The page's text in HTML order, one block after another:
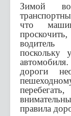
Зимой
что
водитель
поскольку
дороги
правила